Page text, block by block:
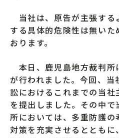
当社は、原告が主張する
する具体的危険性は無い
おります。
本日、鹿児島地方裁判所
が行われました。今回、当
訟におけるこれまでの当
を提出しました。その中
所においては、多重防護
対策を充実させるととも